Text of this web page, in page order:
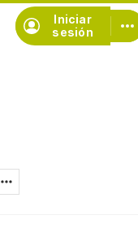
Iniciar
sesión